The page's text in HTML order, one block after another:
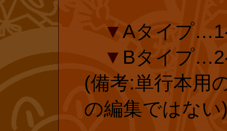
除き、年々、書
す。そんな訳で
「テレビ化され
という“神話”が
屋さんに行って
投票済みのフ
ありがとうご
ら、復刊ドッ
23年)1月に大
われ、それに伴
▼Aタイプ…1
▼Bタイプ…2
(備考:単行本用
の編集ではない